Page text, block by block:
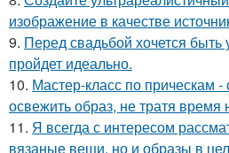
изображение в качестве
9. Перед свадьбой хочется быть
пройдет идеально.
10. Мастер-класс по прическам
освежить образ, не тратя
11. Я всегда с интересом
вязаные вещи, но и образы в